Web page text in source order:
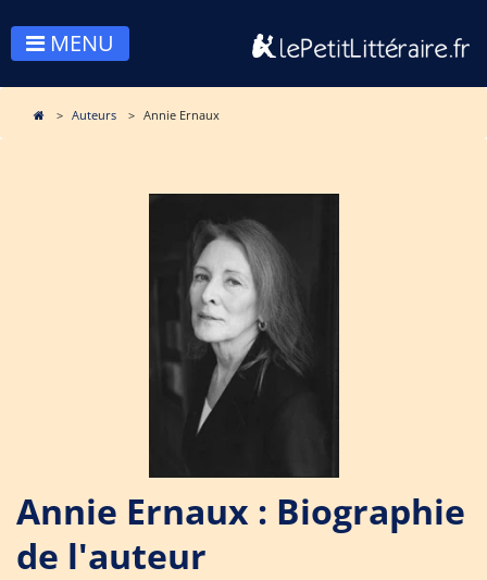
MENU
Auteurs Annie Ernaux
Annie Ernaux : Biographie
de l'auteur